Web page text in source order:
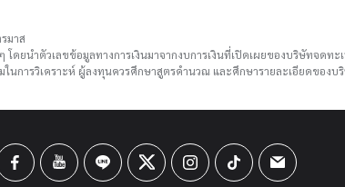
มาส
โดยนำตัวเลขข้อมูลทางการเงินมาจากงบการเงินที่เปิดเผยของบริษัทจดท
นการวิเคราะห์ ผู้ลงทุนควรศึกษาสูตรคำนวณ และศึกษารายละเอียดของบ